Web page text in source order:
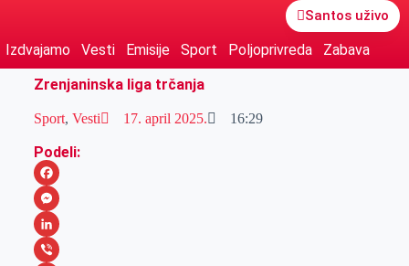
Santos uživo
Izdvajamo Vesti Emisije Sport Poljoprivreda
Zabava
Zrenjaninska liga trčanja
Sport, Vesti 17. april 2025. 16:29
Podeli:
F
a
c
M
eL